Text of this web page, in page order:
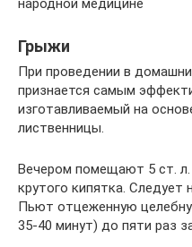
народной медицине
Грыжи
При проведении в
признается самым
изготавливаемый на
лиственницы.
Вечером помещают 5 ст.
крутого кипятка. Следует
Пьют отцеженную
35-40 минут) до пяти раз